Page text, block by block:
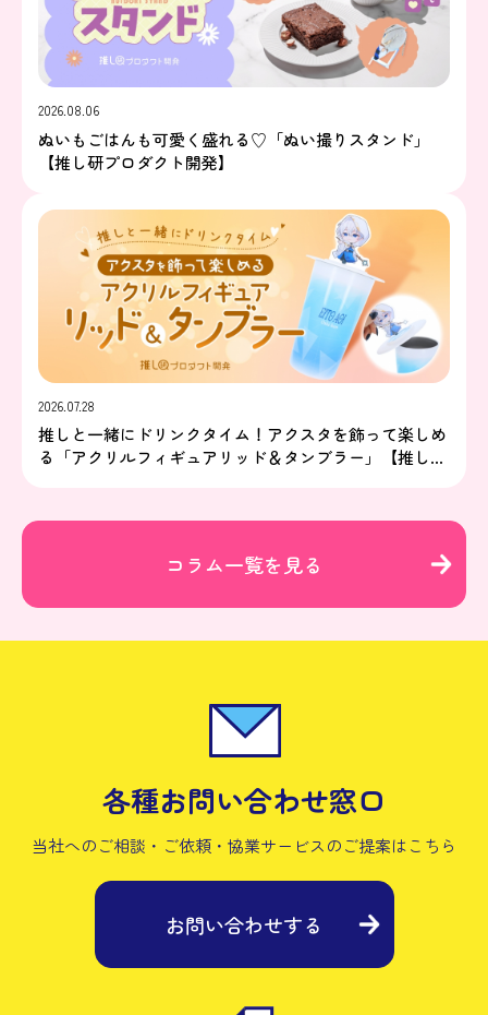
2026.08.06
ぬいもごはんも可愛く盛れる♡「ぬい撮りスタンド」
【推し研プロダクト開発】
2026.07.28
推しと一緒にドリンクタイム！アクスタを飾って楽しめ
る「アクリルフィギュアリッド＆タンブラー」【推し研
コラム一覧を見る
各種お問い合わせ窓口
当社へのご相談・ご依頼・協業サービスのご提案はこちら
お問い合わせする